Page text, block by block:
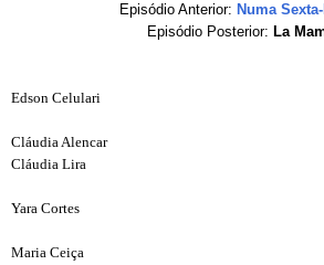
Episódio Anterior: Numa
Episódio Posterior: La
Edson Celulari
Cláudia Alencar
Cláudia Lira
Yara Cortes
Maria Ceiça